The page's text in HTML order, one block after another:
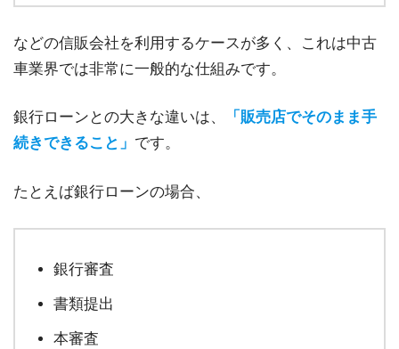
などの信販会社を利用するケースが多く、これは中古
車業界では非常に一般的な仕組みです。
銀行ローンとの大きな違いは、
「販売店でそのまま手
続きできること」 です。
たとえば銀行ローンの場合、
銀行審査
書類提出
本審査